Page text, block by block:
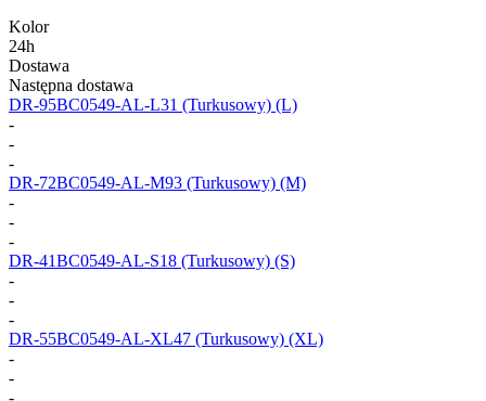
Kolor
24h
Dostawa
Następna dostawa
DR-95BC0549-AL-L31 (Turkusowy) (L)
-
-
-
DR-72BC0549-AL-M93 (Turkusowy) (M)
-
-
-
DR-41BC0549-AL-S18 (Turkusowy) (S)
-
-
-
DR-55BC0549-AL-XL47 (Turkusowy) (XL)
-
-
-